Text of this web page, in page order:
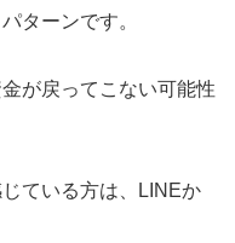
ターンです。
が戻ってこない可能性
ている方は、LINEか